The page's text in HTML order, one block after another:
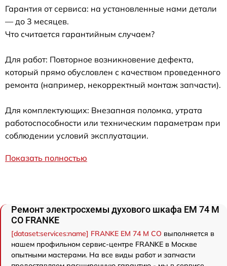
Гарантия от сервиса: на установленные нами детали
— до 3 месяцев.
Что считается гарантийным случаем?
Для работ: Повторное возникновение дефекта,
который прямо обусловлен с качеством проведенного
ремонта (например, некорректный монтаж запчасти).
Для комплектующих: Внезапная поломка, утрата
работоспособности или техническим параметрам при
соблюдении условий эксплуатации.
Показать полностью
Ремонт электросхемы духового шкафа EM 74 M
CO FRANKE
[dataset:services:name] FRANKE EM 74 M CO выполняется в
нашем профильном сервис-центре FRANKE в Москве
опытными мастерами. На все виды работ и запчасти